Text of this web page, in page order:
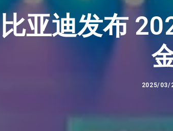
比亚迪发布
2025/03/